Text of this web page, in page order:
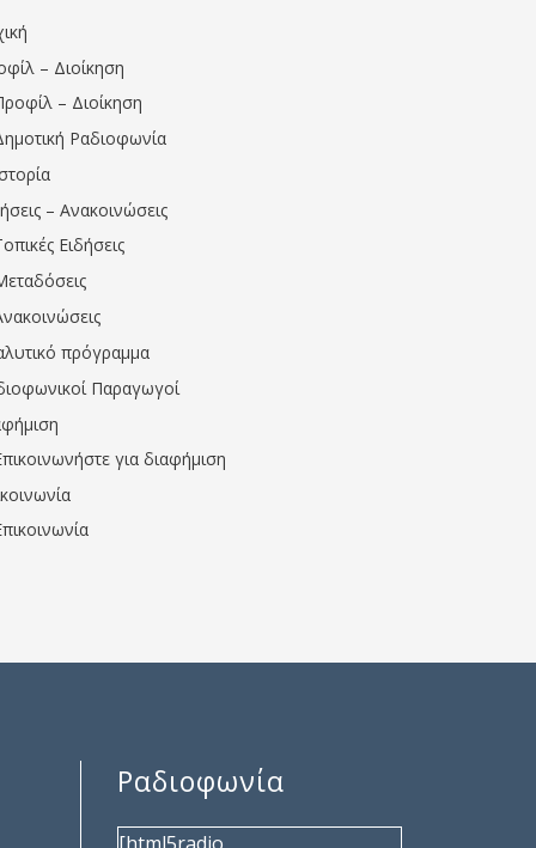
– Διοίκηση
– Διοίκηση
Ραδιοφωνία
– Ανακοινώσεις
Ειδήσεις
πρόγραμμα
Παραγωγοί
για διαφήμιση
Ραδιοφωνία